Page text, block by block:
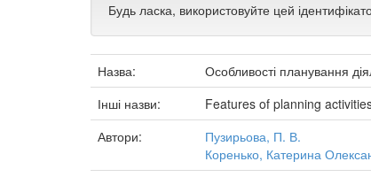
Будь ласка, використовуйте цей
Назва:
Особливості планування
Інші назви:
Features of planning
Автори:
Пузирьова, П. В.
Коренько, Катерина